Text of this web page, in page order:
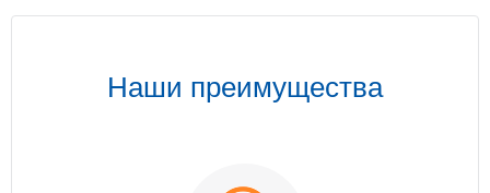
Наши преимущества